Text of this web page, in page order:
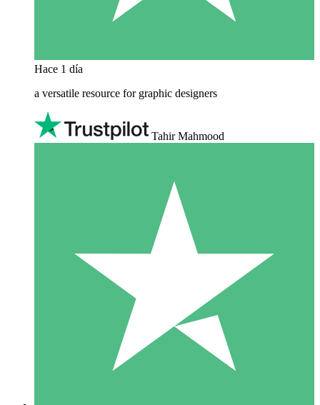
Hace 1 día
a versatile resource for graphic designers
Tahir Mahmood